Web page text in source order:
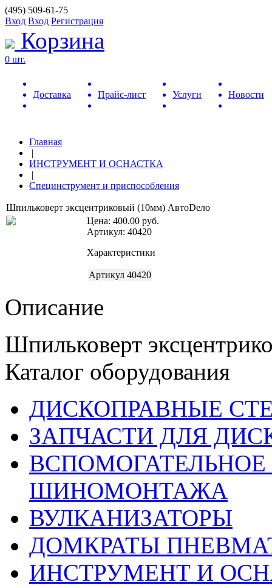
(495) 509-61-75
Вход Вход Регистрация
Корзина
0 шт.
Доставка Прайс-лист Услуги Новости
Главная
|
ИНСТРУМЕНТ И ОСНАСТКА
|
Специнструмент и приспособления
Шпильковерт эксцентриковый (10мм) АвтоDело
Цена: 400.00 руб.
Артикул: 40420
Характеристики
Артикул 40420
Описание
Шпильковерт
Каталог оборудования
ДИСКОПРАВНЫЕ
ЗАПЧАСТИ ДЛЯ
ШИНОМОНТАЖА
ВУЛКАНИЗАТОРЫ
ДОМКРАТЫ
ИНСТРУМЕНТ И